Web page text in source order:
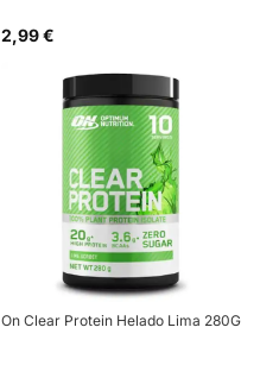
2,99 €
On Clear Protein Helado Lima 280G